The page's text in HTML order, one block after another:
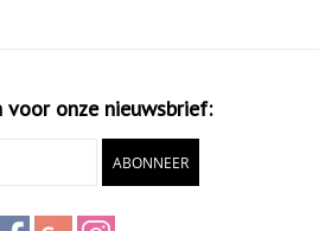
voor onze nieuwsbrief:
ABONNEER